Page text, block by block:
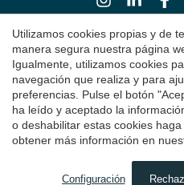
Copyright 2026
Aviso
Política de
Utilizamos cookies propias y de
manera segura nuestra página
Igualmente, utilizamos cookies
navegación que realiza y para
preferencias. Pulse el botón
ha leído y aceptado la
o deshabilitar estas cookies
obtener más información en
Configuración